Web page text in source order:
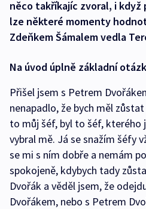
něco takříkajíc zvoral, i
lze některé momenty
Zdeňkem Šámalem vedla
Na úvod úplně základní
Přišel jsem s Petrem
nenapadlo, že bych měl
to můj šéf, byl to šéf, kterého
vybral mě. Já se snažím šéfy
se mi s ním dobře a nemám
spokojeně, kdybych tady
Dvořák a věděl jsem, že
Dvořákem, nebo s Petrem